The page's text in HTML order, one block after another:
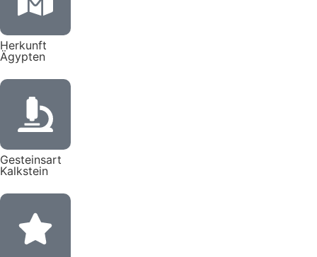
Herkunft
Ägypten
Gesteinsart
Kalkstein